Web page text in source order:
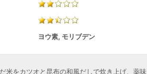
ヨウ素, モリブデン
米をカツオと昆布の和風だしで炊き上げ、薬味